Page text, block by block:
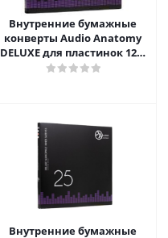
Внутренние бумажные
конверты Audio Anatomy
DELUXE для пластинок 12",
RED (50 шт)
Внутренние бумажные